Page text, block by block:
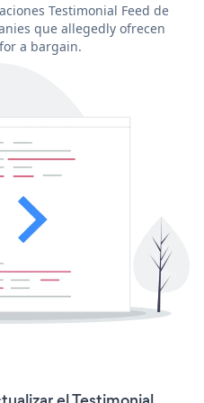
Testimonial Feed de
que allegedly ofrecen
a bargain.